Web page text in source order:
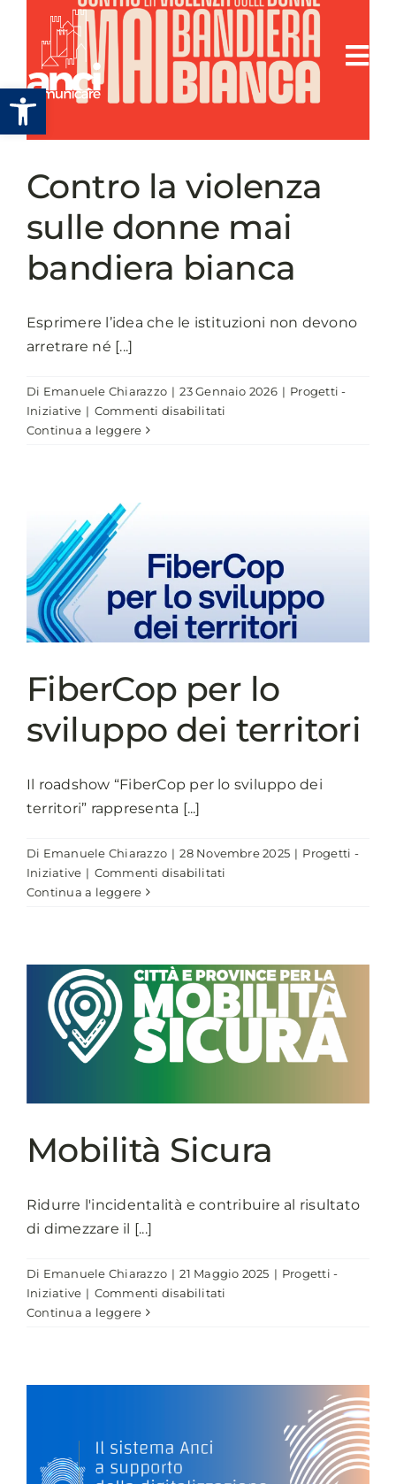
Apri la barra degli strumenti
contenuto
Contro la violenza
sulle donne mai
bandiera bianca
Esprimere l’idea che le istituzioni non devono
arretrare né [...]
Di Emanuele Chiarazzo | 23 Gennaio 2026 | Progetti -
Iniziative | Commenti disabilitati
bianca
Continua a leggere
FiberCop per lo
sviluppo dei territori
Il roadshow “FiberCop per lo sviluppo dei
territori” rappresenta [...]
Di Emanuele Chiarazzo | 28 Novembre 2025 | Progetti -
Iniziative | Commenti disabilitati
dei
territori
Continua a leggere
Mobilità Sicura
Ridurre l'incidentalità e contribuire al risultato
di dimezzare il [...]
Di Emanuele Chiarazzo | 21 Maggio 2025 | Progetti -
Iniziative | Commenti disabilitati
Continua a leggere